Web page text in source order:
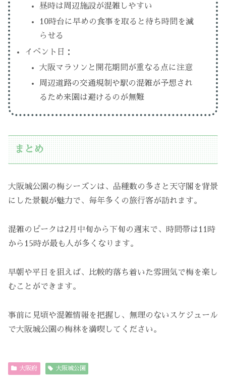
昼時は周辺施設が混雑しやすい
10時台に早めの食事を取ると待ち時間を減
らせる
イベント日：
大阪マラソンと開花期間が重なる点に注意
周辺道路の交通規制や駅の混雑が予想され
るため来園は避けるのが無難
まとめ
大阪城公園の梅シーズンは、品種数の多さと天守閣を背景
にした景観が魅力で、毎年多くの旅行客が訪れます。
混雑のピークは2月中旬から下旬の週末で、時間帯は11時
から15時が最も人が多くなります。
早朝や平日を狙えば、比較的落ち着いた雰囲気で梅を楽し
むことができます。
事前に見頃や混雑情報を把握し、無理のないスケジュール
で大阪城公園の梅林を満喫してください。
大阪府 大阪城公園